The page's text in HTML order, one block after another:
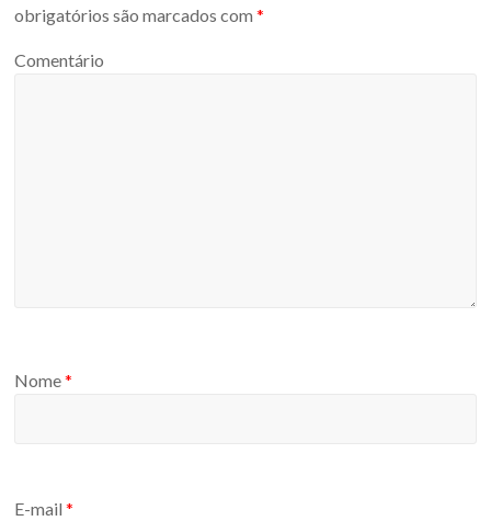
obrigatórios são marcados com*
Comentário
Nome*
E-mail*